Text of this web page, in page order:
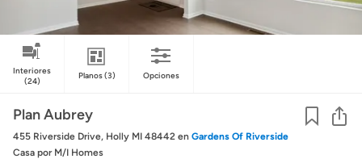
Interiores
(24)
Planos(3) Opciones
Plan Aubrey
455 Riverside Drive, Holly MI 48442 en Gardens Of Riverside
Casa por M/I Homes